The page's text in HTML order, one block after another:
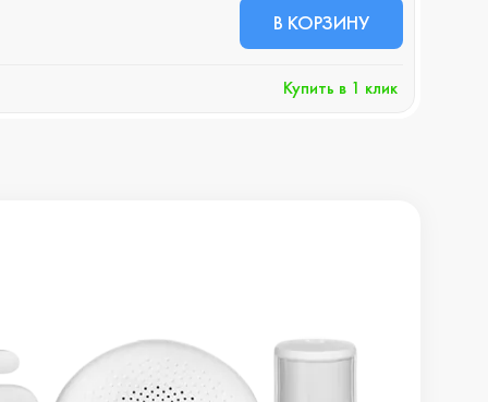
В КОРЗИНУ
Купить в 1 клик